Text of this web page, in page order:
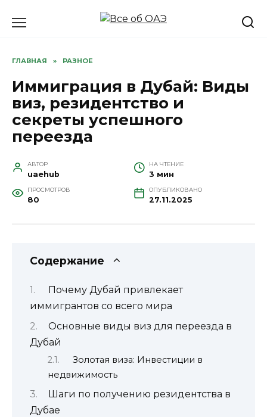
ГЛАВНАЯ » РАЗНОЕ
Иммиграция в Дубай: Виды
виз, резидентство и
секреты успешного
переезда
АВТОР
uaehub
НА ЧТЕНИЕ
3 мин
ПРОСМОТРОВ
80
ОПУБЛИКОВАНО
27.11.2025
Содержание
Почему Дубай привлекает
иммигрантов со всего мира
Основные виды виз для переезда в
Дубай
Золотая виза: Инвестиции в
недвижимость
Шаги по получению резидентства в
Дубае